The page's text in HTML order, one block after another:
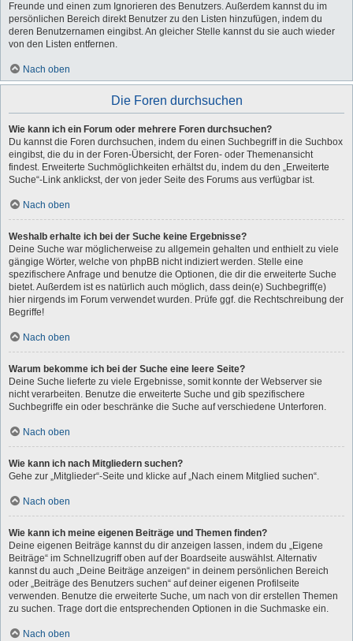
Freunde und einen zum Ignorieren des Benutzers. Außerdem kannst du im
persönlichen Bereich direkt Benutzer zu den Listen hinzufügen, indem du
deren Benutzernamen eingibst. An gleicher Stelle kannst du sie auch wieder
von den Listen entfernen.
Nach oben
Die Foren durchsuchen
Wie kann ich ein Forum oder mehrere Foren durchsuchen?
Du kannst die Foren durchsuchen, indem du einen Suchbegriff in die Suchbox
eingibst, die du in der Foren-Übersicht, der Foren- oder Themenansicht
findest. Erweiterte Suchmöglichkeiten erhältst du, indem du den „Erweiterte
Suche“-Link anklickst, der von jeder Seite des Forums aus verfügbar ist.
Nach oben
Weshalb erhalte ich bei der Suche keine Ergebnisse?
Deine Suche war möglicherweise zu allgemein gehalten und enthielt zu viele
gängige Wörter, welche von phpBB nicht indiziert werden. Stelle eine
spezifischere Anfrage und benutze die Optionen, die dir die erweiterte Suche
bietet. Außerdem ist es natürlich auch möglich, dass dein(e) Suchbegriff(e)
hier nirgends im Forum verwendet wurden. Prüfe ggf. die Rechtschreibung der
Begriffe!
Nach oben
Warum bekomme ich bei der Suche eine leere Seite?
Deine Suche lieferte zu viele Ergebnisse, somit konnte der Webserver sie
nicht verarbeiten. Benutze die erweiterte Suche und gib spezifischere
Suchbegriffe ein oder beschränke die Suche auf verschiedene Unterforen.
Nach oben
Wie kann ich nach Mitgliedern suchen?
Gehe zur „Mitglieder“-Seite und klicke auf „Nach einem Mitglied suchen“.
Nach oben
Wie kann ich meine eigenen Beiträge und Themen finden?
Deine eigenen Beiträge kannst du dir anzeigen lassen, indem du „Eigene
Beiträge“ im Schnellzugriff oben auf der Boardseite auswählst. Alternativ
kannst du auch „Deine Beiträge anzeigen“ in deinem persönlichen Bereich
oder „Beiträge des Benutzers suchen“ auf deiner eigenen Profilseite
verwenden. Benutze die erweiterte Suche, um nach von dir erstellen Themen
zu suchen. Trage dort die entsprechenden Optionen in die Suchmaske ein.
Nach oben